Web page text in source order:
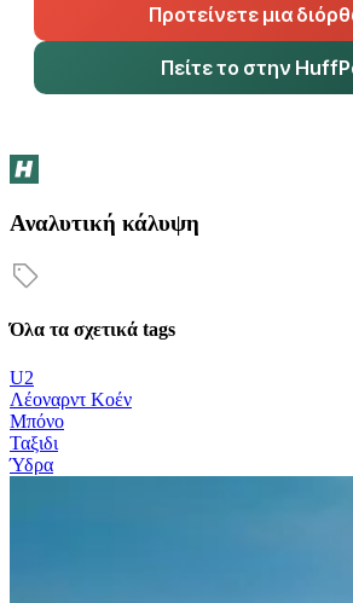
Προτείνετε μια
Πείτε το στην
Αναλυτική κάλυψη
Όλα τα σχετικά tags
U2
Λέοναρντ Κοέν
Μπόνο
Ταξιδι
Ύδρα